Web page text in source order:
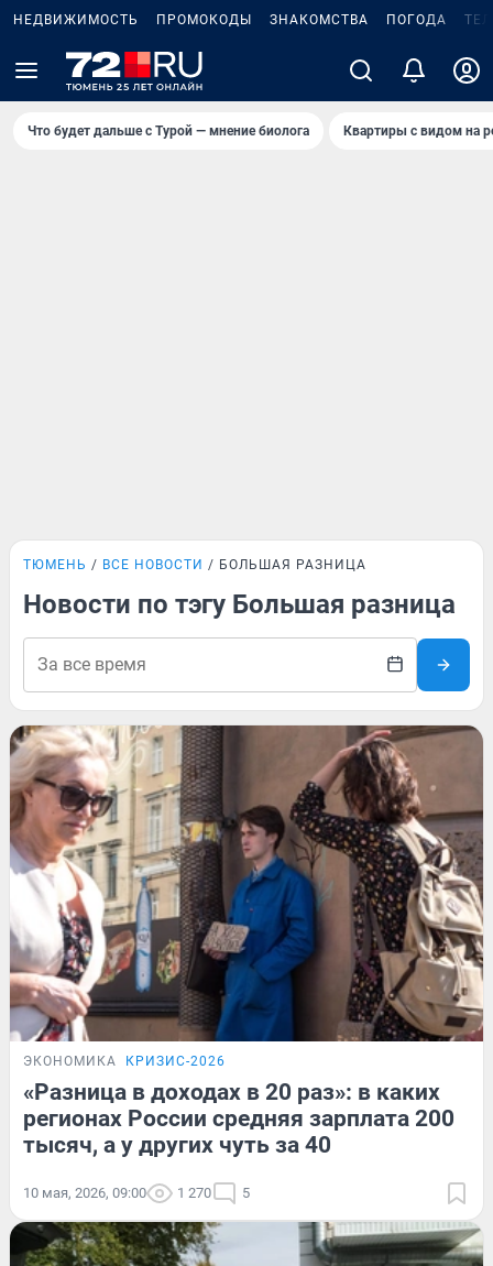
НЕДВИЖИМОСТЬ ПРОМОКОДЫ ЗНАКОМСТВА ПОГОДА
Что будет дальше с Турой — мнение биолога Квартиры с видом на
ТЮМЕНЬ ВСЕ НОВОСТИ БОЛЬШАЯ РАЗНИЦА
Новости по тэгу Большая разница
ЭКОНОМИКА КРИЗИС-2026
«Разница в доходах в 20 раз»: в каких
регионах России средняя зарплата 200
тысяч, а у других чуть за 40
10 мая, 2026, 09:00 1 270 5